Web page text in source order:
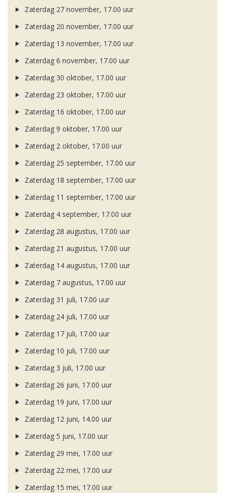
Zaterdag 27 november, 17.00 uur
Zaterdag 20 november, 17.00 uur
Zaterdag 13 november, 17.00 uur
Zaterdag 6 november, 17.00 uur
Zaterdag 30 oktober, 17.00 uur
Zaterdag 23 oktober, 17.00 uur
Zaterdag 16 oktober, 17.00 uur
Zaterdag 9 oktober, 17.00 uur
Zaterdag 2 oktober, 17.00 uur
Zaterdag 25 september, 17.00 uur
Zaterdag 18 september, 17.00 uur
Zaterdag 11 september, 17.00 uur
Zaterdag 4 september, 17.00 uur
Zaterdag 28 augustus, 17.00 uur
Zaterdag 21 augustus, 17.00 uur
Zaterdag 14 augustus, 17.00 uur
Zaterdag 7 augustus, 17.00 uur
Zaterdag 31 juli, 17.00 uur
Zaterdag 24 juli, 17.00 uur
Zaterdag 17 juli, 17.00 uur
Zaterdag 10 juli, 17.00 uur
Zaterdag 3 juli, 17.00 uur
Zaterdag 26 juni, 17.00 uur
Zaterdag 19 juni, 17.00 uur
Zaterdag 12 juni, 14.00 uur
Zaterdag 5 juni, 17.00 uur
Zaterdag 29 mei, 17.00 uur
Zaterdag 22 mei, 17.00 uur
Zaterdag 15 mei, 17.00 uur